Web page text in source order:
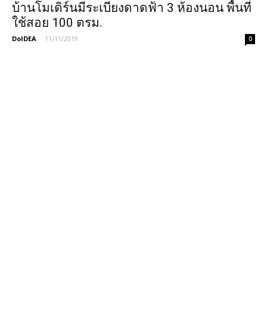
บ้านโมเดิร์นมีระเบียงดาดฟ้า 3 ห้องนอน พื้นที่
ใช้สอย 100 ตรม.
DoIDEA - 11/11/2019 0